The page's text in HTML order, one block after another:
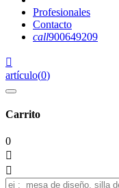
Profesionales
Contacto
call900649209

artículo(0)
Carrito
0

